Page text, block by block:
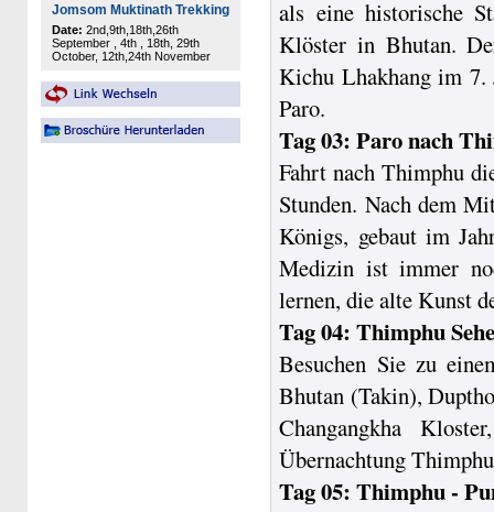
als eine historische
Klöster in Bhutan.
Kichu Lhakhang im 7.
Paro.
Tag 03: Paro nach
Fahrt nach Thimphu
Stunden. Nach dem
Königs, gebaut im
Medizin ist immer
lernen, die alte Kunst
Tag 04: Thimphu
Besuchen Sie zu
Bhutan (Takin),
Changangkha
Übernachtung
Tag 05: Thimphu -